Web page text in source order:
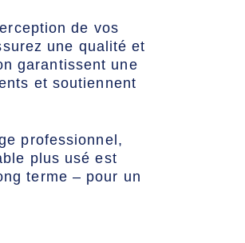
de vos
une qualité et
garantissent une
et soutiennent
professionnel,
plus usé est
terme – pour un